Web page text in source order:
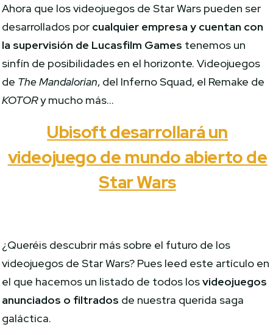
Ahora que los videojuegos de Star Wars pueden ser
desarrollados por cualquier empresa y cuentan con
la supervisión de Lucasfilm Games tenemos un
sinfín de posibilidades en el horizonte. Videojuegos
de The Mandalorian, del Inferno Squad, el Remake de
KOTORy mucho más…
Ubisoft desarrollará un
videojuego de mundo abierto de
Star Wars
¿Queréis descubrir más sobre el futuro de los
videojuegos de Star Wars? Pues leed este artículo en
el que hacemos un listado de todos losvideojuegos
anunciados o filtrados de nuestra querida saga
galáctica.